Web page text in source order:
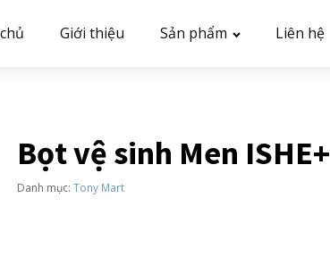
Giới thiệu Sản phẩm Liên hệ
Bọt vệ sinh Men ISHE+
Danh mục: Tony Mart